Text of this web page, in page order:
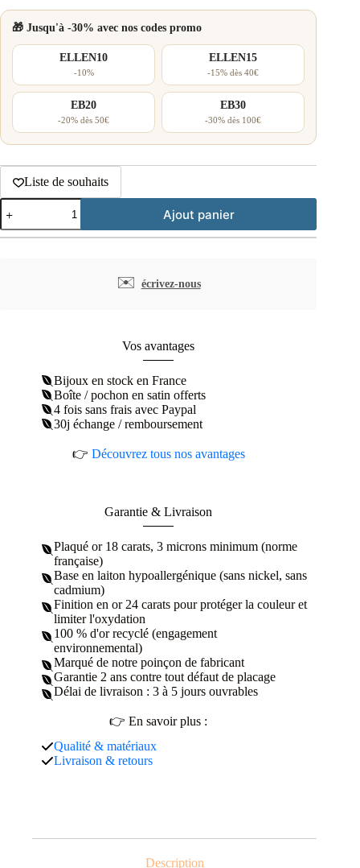
🎁 Jusqu'à -30% avec nos codes promo
ELLEN10
-10%
ELLEN15
-15% dès 40€
EB20
-20% dès 50€
EB30
-30% dès 100€
Liste de souhaits
quantité
de
Collier
Ajout panier
✉️ écrivez-nous
Vos avantages
Bijoux en stock en France
Boîte / pochon en satin offerts
4 fois sans frais avec Paypal
30j échange / remboursement
👉 Découvrez tous nos avantages
Garantie & Livraison
Plaqué or 18 carats, 3 microns minimum (norme
française)
Base en laiton hypoallergénique (sans nickel, sans
cadmium)
Finition en or 24 carats pour protéger la couleur et
limiter l'oxydation
100 % d'or recyclé (engagement
environnemental)
Marqué de notre poinçon de fabricant
Garantie 2 ans contre tout défaut de placage
Délai de livraison : 3 à 5 jours ouvrables
👉 En savoir plus :
Qualité & matériaux
Livraison & retours
Description